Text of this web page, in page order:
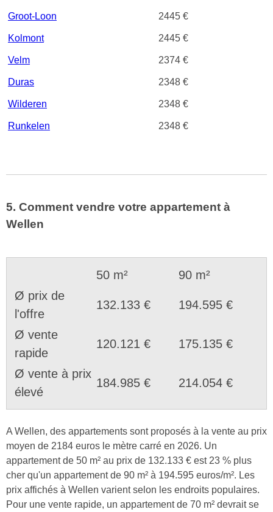
Groot-Loon 2445 €
Kolmont 2445 €
Velm 2374 €
Duras 2348 €
Wilderen 2348 €
Runkelen 2348 €
5. Comment vendre votre appartement à
Wellen
50 m²
90 m²
Ø prix de
l'offre
132.133 € 194.595 €
Ø vente
rapide
120.121 € 175.135 €
Ø vente à prix
élevé
184.985 € 214.054 €
A Wellen, des appartements sont proposés à la vente au prix
moyen de 2184 euros le mètre carré en 2026. Un
appartement de 50 m² au prix de 132.133 € est 23 % plus
cher qu'un appartement de 90 m² à 194.595 euros/m². Les
prix affichés à Wellen varient selon les endroits populaires.
Pour une vente rapide, un appartement de 70 m² devrait se